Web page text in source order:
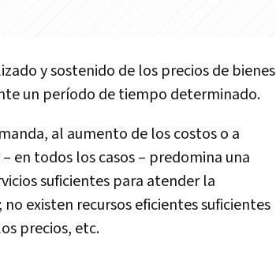
y sostenido de los precios de bienes
un período de tiempo determinado.
al aumento de los costos o a
en todos los casos – predomina una
suficientes para atender la
existen recursos eficientes suficientes
precios, etc.